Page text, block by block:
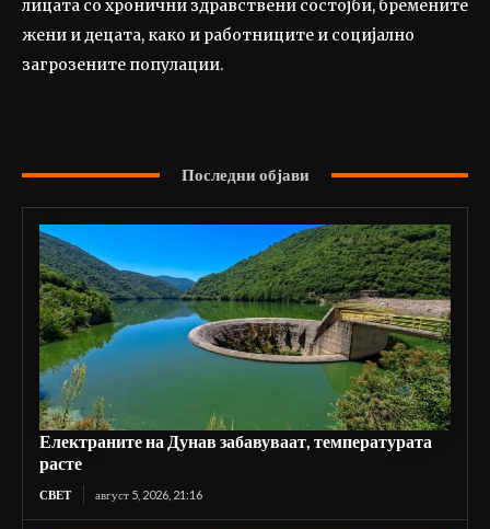
лицата со хронични здравствени состојби, бремените
жени и децата, како и работниците и социјално
загрозените популации.
Последни објави
Електраните на Дунав забавуваат, температурата
расте
СВЕТ август 5, 2026, 21:16